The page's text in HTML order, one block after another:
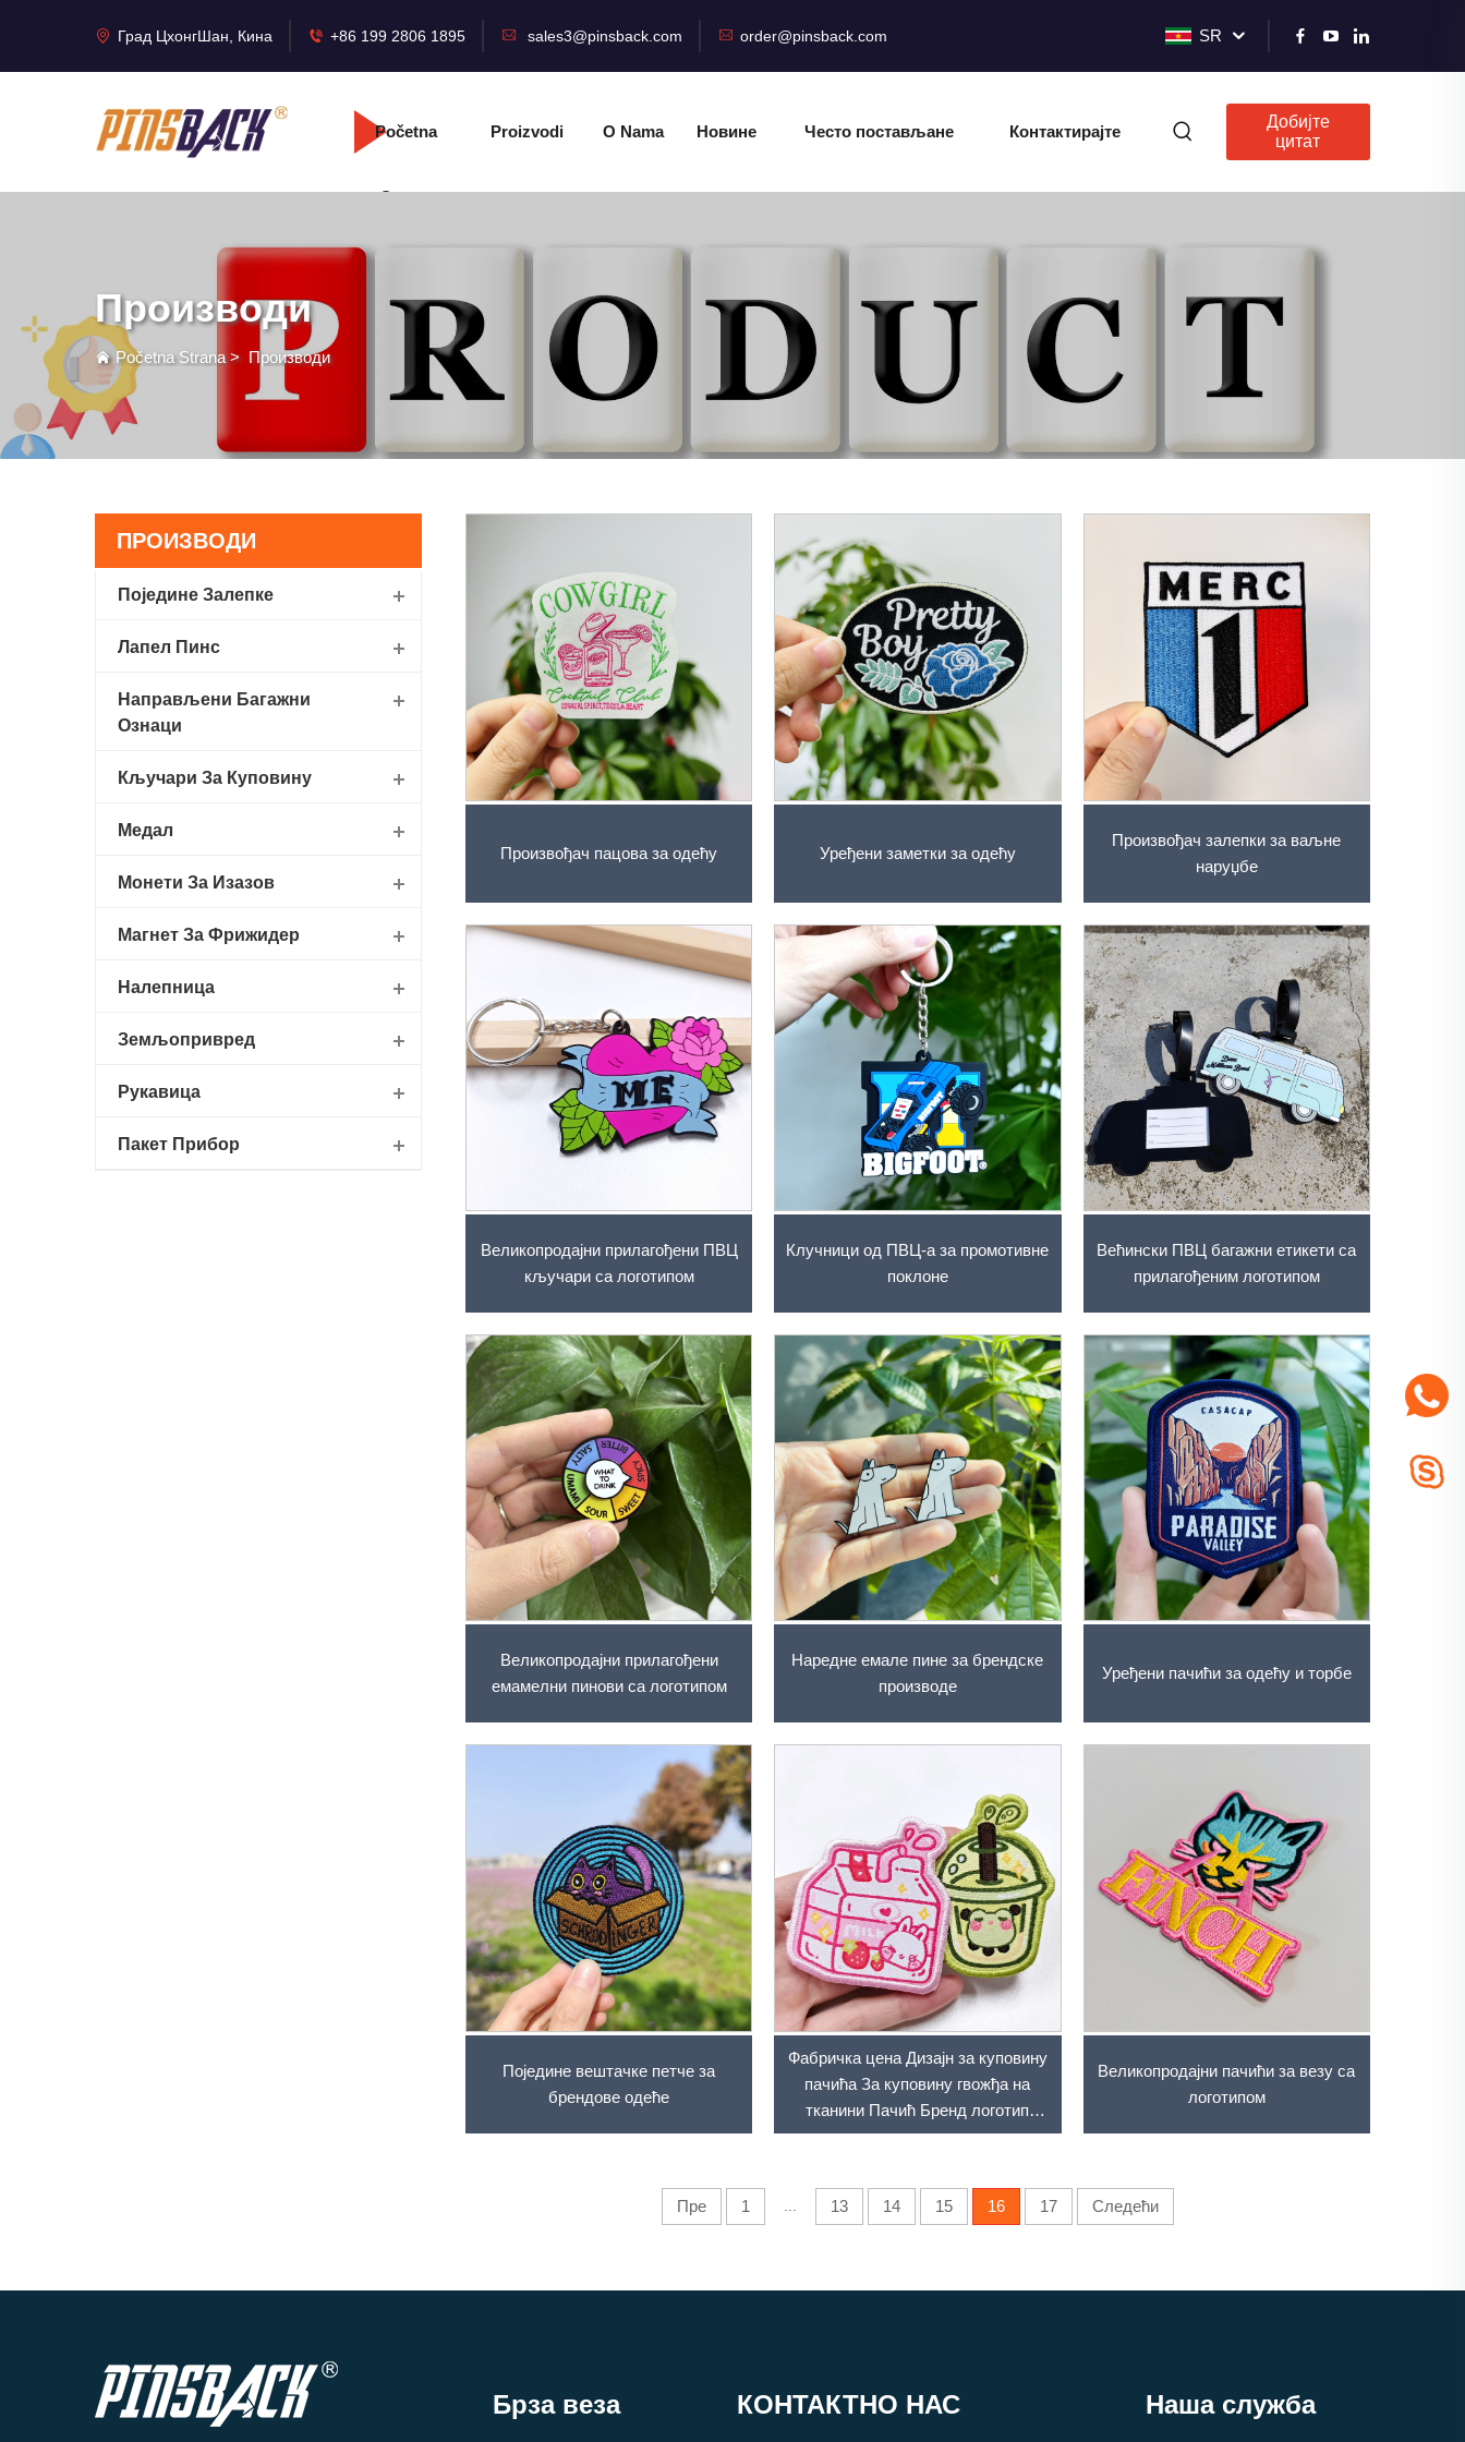
Град ЦхонгШан, Кина +86 199 2806 1895 sales3@pinsback.com order@pinsback.com SR
Početna
Strana
Proizvodi O Nama Новине Често постављане
питања
Контактирајте
нас
Добијте
цитат
Производи
Početna Strana> Производи
ПРОИЗВОДИ
Поједине Залепке
Лапел Пинс
Направљени Багажни
Ознаци
Кључари За Куповину
Медал
Монети За Изазов
Магнет За Фрижидер
Налепница
Земљопривред
Рукавица
Пакет Прибор
Произвођач пацова за одећу Уређени заметки за одећу
Произвођач залепки за ваљне
наруџбе
Великопродајни прилагођени ПВЦ
кључари са логотипом
Клучници од ПВЦ-а за промотивне
поклоне
Већински ПВЦ багажни етикети са
прилагођеним логотипом
Великопродајни прилагођени
емамелни пинови са логотипом
Наредне емале пине за брендске
производе
Уређени пачићи за одећу и торбе
Поједине вештачке петче за
брендове одеће
Фабричка цена Дизајн за куповину
пачића За куповину гвожђа на
тканини Пачић Бренд логотип
Значка Апликација Одећа Пачићи
Великопродајни пачићи за везу са
логотипом
Пре 1 13 14 15 16 17 Следећи
Брза веза КОНТАКТНО НАС Наша служба